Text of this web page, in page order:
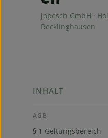
jopesch GmbH ·
Recklinghausen
INHALT
AGB
§ 1 Geltungsbereich